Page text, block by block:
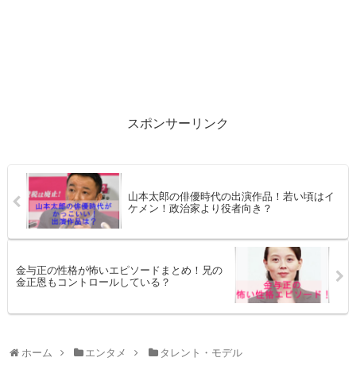
スポンサーリンク
山本太郎の俳優時代の出演作品！若い頃はイ
ケメン！政治家より役者向き？
金与正の性格が怖いエピソードまとめ！兄の
金正恩もコントロールしている？
ホーム エンタメ タレント・モデル